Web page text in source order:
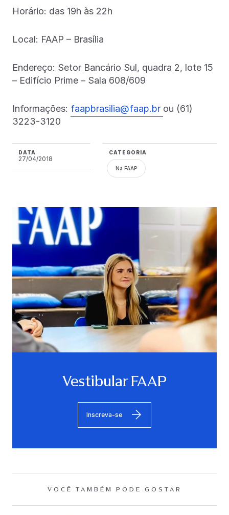
Horário: das 19h às 22h
Local: FAAP – Brasília
Endereço: Setor Bancário Sul, quadra 2, lote 15
– Edifício Prime – Sala 608/609
Informações: faapbrasilia@faap.br ou (61)
3223-3120
DATA
27/04/2018
CATEGORIA
Na FAAP
Vestibular FAAP
Inscreva-se
VOCÊ TAMBÉM PODE GOSTAR